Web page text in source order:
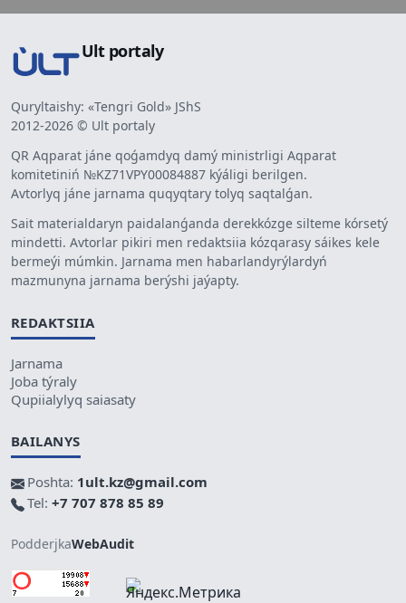
Ult portaly
Quryltaishy: «Tengri Gold» JShS
2012-2026 © Ult portaly
QR Aqparat jáne qoǵamdyq damý ministrligi Aqparat
komitetiniń №KZ71VPY00084887 kýáligi berilgen.
Avtorlyq jáne jarnama quqyqtary tolyq saqtalǵan.
Sait materialdaryn paidalanǵanda derekkózge silteme kórsetý
mindetti. Avtorlar pikiri men redaktsiia kózqarasy sáikes kele
bermeýi múmkin. Jarnama men habarlandyrýlardyń
mazmunyna jarnama berýshi jaýapty.
REDAKTSIIA
Jarnama
Joba týraly
Qupiialylyq saiasaty
BAILANYS
Poshta: 1ult.kz@gmail.com
Tel: +7 707 878 85 89
PodderjkaWebAudit